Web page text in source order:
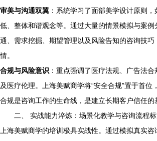
审美与沟通双翼 ：系统学习了面部美学设计原则，
低、整体和谐观念等。通过大量的情景模拟与案例
通、需求挖掘、期望管理以及风险告知的咨询技
情。
合规与风险意识 ：重点强调了医疗法规、广告法
及医疗伦理。上海美赋商学将“安全合规”置于首位
合规是咨询工作的生命线，是建立长期客户信任的
二、 实战能力淬炼：场景化教学与咨询流程
上海美赋商学的培训极具实战性。通过模拟真实咨